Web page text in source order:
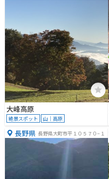
大峰高原
絶景スポット 山｜高原
長野県 長野県大町市平１０５７０−１